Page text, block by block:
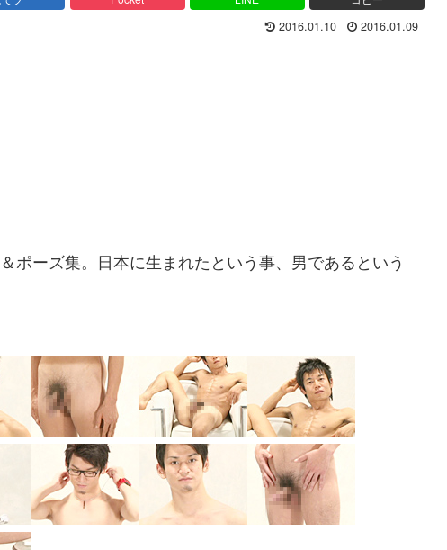
2016.01.10 2016.01.09
ポーズ集。日本に生まれたという事、男であるという